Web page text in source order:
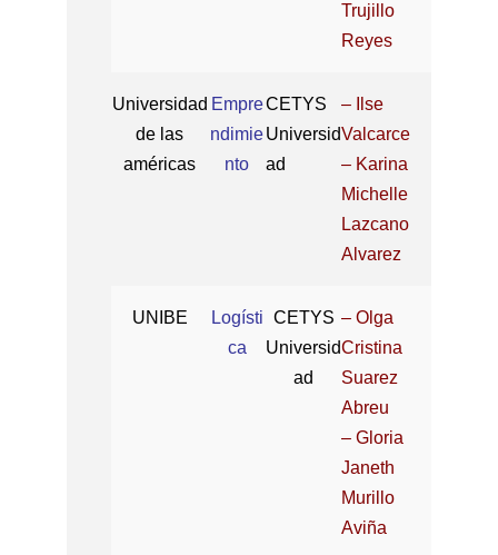
Trujillo
Reyes
Universidad
de las
américas
Empre
ndimie
nto
CETYS
Universid
ad
– Ilse
Valcarce
– Karina
Michelle
Lazcano
Alvarez
UNIBE
Logísti
ca
CETYS
Universid
ad
– Olga
Cristina
Suarez
Abreu
– Gloria
Janeth
Murillo
Aviña